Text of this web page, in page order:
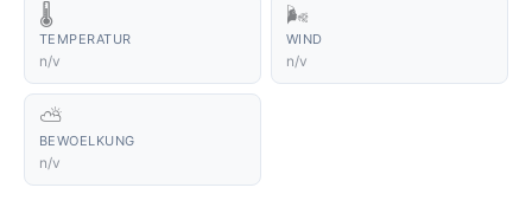
🌡️
TEMPERATUR
n/v
🌬️
WIND
n/v
⛅
BEWOELKUNG
n/v